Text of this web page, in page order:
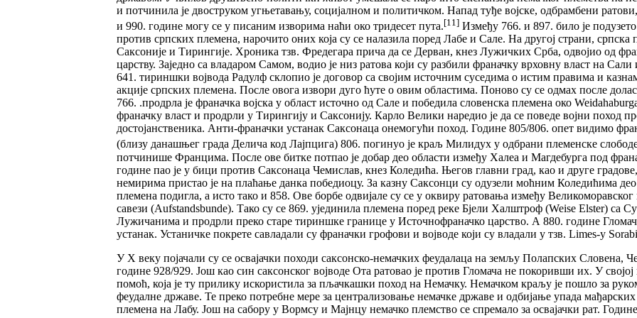
и потчинила је двоструком угњетавању, социјалном и политичком. Напад туђе војске, одбрамбени
и 990. године могу се у писаним изворима наћи око тридесет пута.[11] Између 766. и 897. било је
против српских племена, нарочито оних која су се налазила поред Лабе и Сале. На другој страни,
Саксоније и Тирингије. Хроника тзв. Фредегара прича да се Дерван, кнез Лужичких Срба, одвојио од
царству. Заједно са владаром Самом, водио је низ ратова који су разбили франачку врховну власт на
641. тириншки војвода Радулф склопио је договор са својим источним суседима о истим правима и
акције српских племена. После овога извори дуго ћуте о овим областима. Поново су се одмах после
766. .продрла је франачка војска у област источно од Сале и победила словенска племена око
франачку власт и продрли у Тирингију и Саксонију. Карло Велики наредио је да се поведе војни поход
достојанственика. Анти-франачки устанак Саксонаца онемогући поход. Године 805/806. опет видимо
(близу данашњег града Делича код Лајпцига) 806. погинуо је краљ Милидух у одбрани племенске
потчинише Францима. После ове битке потпао је добар део области између Халеа и Магдебурга под
године пао је у бици против Саксонаца Чемислав, кнез Коледића. Његов главни град, као и друге
немирима пристао је на плаћање данка победиоцу. За казну Саксонци су одузели моћним Коледићима
племена подигла, а исто тако и 858. Ове борбе одвијале су се у оквиру ратовања између
савези (Aufstandsbunde). Тако су се 869. ујединила племена поред реке Бјели Халштроф (Weise Elster)
Лужичанима и продрли преко старе тириншке границе у Источнофраначко царство. А 880. године
устанак. Устаничке покрете савладали су франачки грофови и војводе који су владали у тзв. Limes-у
У Х веку појачали су се освајачки походи саксонско-немачких феудалаца на земљу Полапских Словена,
године 928/929. Још као син саксонског војводе Ота ратовао је против Гломача не покоривши их. У
помоћ, која је ту прилику искористила за пљачкашки поход на Немачку. Немачком краљу је пошло за
феудалне државе. Те преко потребне мере за централизовање немачке државе и одбијање упада
племена на Лабу. Још на сабору у Вормсу и Мајнцу немачко племство се спремало за освајачки рат.